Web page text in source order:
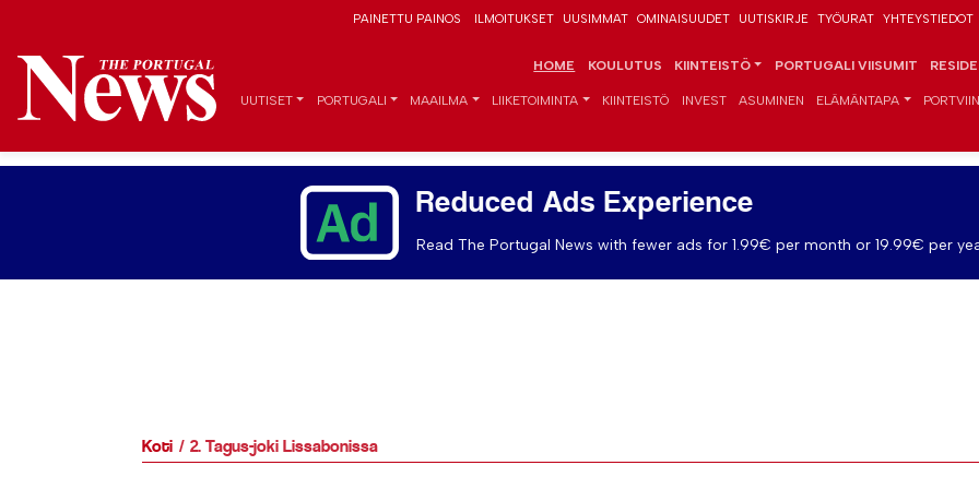
PAINETTU PAINOS ILMOITUKSET UUSIMMAT OMINAISUUDET UUTISKIRJE TYÖURAT YHTEYSTIEDOT
HOME KOULUTUS KIINTEISTÖ PORTUGALI VIISUMIT
UUTISET PORTUGALI MAAILMA LIIKETOIMINTA KIINTEISTÖ INVEST ASUMINEN ELÄMÄNTAPA
Reduced Ads Experience
Read The Portugal News with fewer ads for 1.99€ per month or 19.99€ per
Koti 2. Tagus-joki Lissabonissa